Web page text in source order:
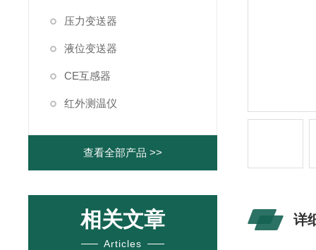
压力变送器
液位变送器
CE互感器
红外测温仪
查看全部产品 >>
相关文章
Articles
详